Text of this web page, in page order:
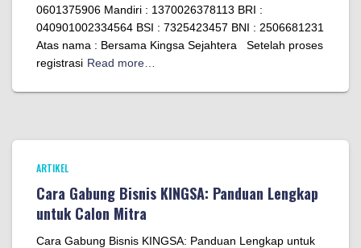
0601375906 Mandiri : 1370026378113 BRI :
040901002334564 BSI : 7325423457 BNI : 2506681231
Atas nama : Bersama Kingsa Sejahtera Setelah proses
registrasi Read more…
ARTIKEL
Cara Gabung Bisnis KINGSA: Panduan Lengkap
untuk Calon Mitra
Cara Gabung Bisnis KINGSA: Panduan Lengkap untuk